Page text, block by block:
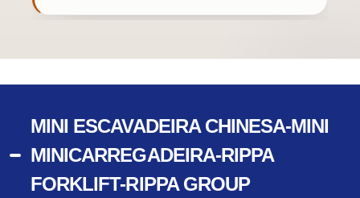
MINI ESCAVADEIRA CHINESA-MINI
MINICARREGADEIRA-RIPPA
FORKLIFT-RIPPA GROUP